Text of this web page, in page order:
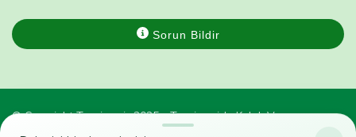
Sorun Bildir
© Copyright Tavsiyemiz 2025 - Tavsiyemiz'e Kulak Ver